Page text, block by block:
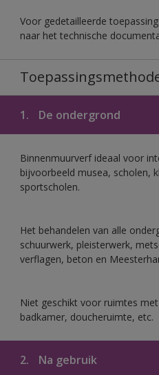
Voor gedetailleerde
naar het technische
1. De ondergrond
Binnenmuurverf ideaal voor
bijvoorbeeld musea, scholen,
sportscholen.
Het behandelen van alle
schuurwerk, pleisterwerk,
verflagen, beton en
Niet geschikt voor ruimtes
badkamer, doucheruimte, etc.
2. Na gebruik